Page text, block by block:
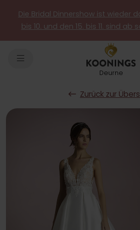
Die Bridal Dinnershow ist wieder
bis 10. und den 15. bis 11. sind ab
Deurne
Zurück zur